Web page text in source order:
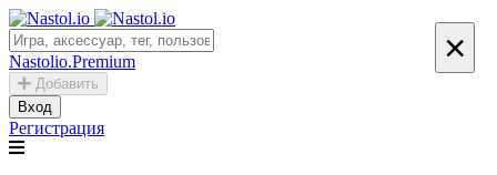
Nastolio.Premium
Добавить
Вход
Регистрация
×